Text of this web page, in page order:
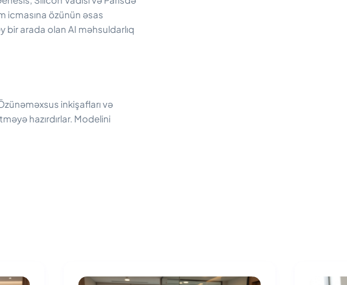
icmasına özünün əsas
bir arada olan AI məhsuldarlıq
inkişafları və
hazırdırlar. Modelini